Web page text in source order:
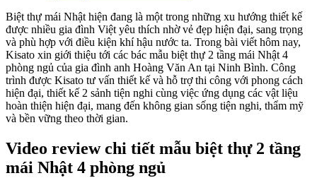
Biệt thự mái Nhật hiện đang là một trong những xu hướng thiết kế
được nhiều gia đình Việt yêu thích nhờ vẻ đẹp hiện đại, sang trọng
và phù hợp với điều kiện khí hậu nước ta. Trong bài viết hôm nay,
Kisato xin giới thiệu tới các bác mẫu biệt thự 2 tầng mái Nhật 4
phòng ngủ của gia đình anh Hoàng Văn An tại Ninh Bình. Công
trình được Kisato tư vấn thiết kế và hỗ trợ thi công với phong cách
hiện đại, thiết kế 2 sảnh tiện nghi cùng việc ứng dụng các vật liệu
hoàn thiện hiện đại, mang đến không gian sống tiện nghi, thẩm mỹ
và bền vững theo thời gian.
Video review chi tiết mẫu biệt thự 2 tầng
mái Nhật 4 phòng ngủ